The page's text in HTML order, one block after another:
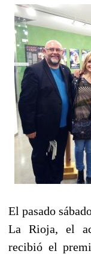
El pasado
La Rioja, el
recibió el